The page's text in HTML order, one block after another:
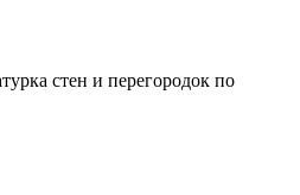
стен и перегородок по